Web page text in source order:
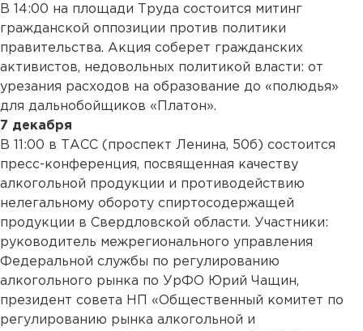
В 14:00 на площади Труда состоится митинг
гражданской оппозиции против политики
правительства. Акция соберет гражданских
активистов, недовольных политикой власти: от
урезания расходов на образование до «полюдья»
для дальнобойщиков «Платон».
7 декабря
В 11:00 в ТАСС (проспект Ленина, 50б) состоится
пресс-конференция, посвященная качеству
алкогольной продукции и противодействию
нелегальному обороту спиртосодержащей
продукции в Свердловской области. Участники:
руководитель межрегионального управления
Федеральной службы по регулированию
алкогольного рынка по УрФО Юрий Чащин,
президент совета НП «Общественный комитет по
регулированию рынка алкогольной и